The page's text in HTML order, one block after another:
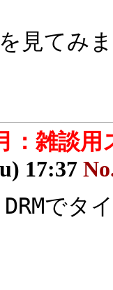
見てみ
：雑談
17:37
でタ